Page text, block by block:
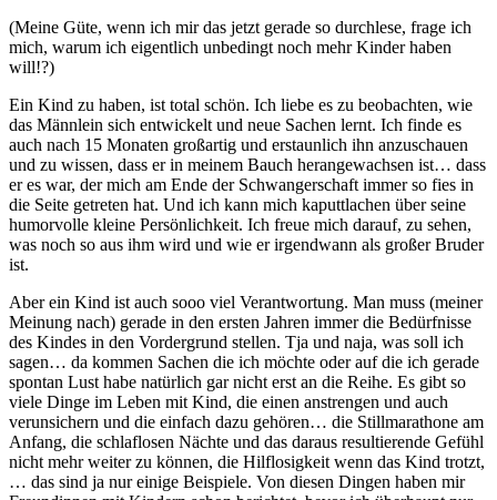
(Meine Güte, wenn ich mir das jetzt gerade so durchlese, frage ich
mich, warum ich eigentlich unbedingt noch mehr Kinder haben
will!?)
Ein Kind zu haben, ist total schön. Ich liebe es zu beobachten, wie
das Männlein sich entwickelt und neue Sachen lernt. Ich finde es
auch nach 15 Monaten großartig und erstaunlich ihn anzuschauen
und zu wissen, dass er in meinem Bauch herangewachsen ist… dass
er es war, der mich am Ende der Schwangerschaft immer so fies in
die Seite getreten hat. Und ich kann mich kaputtlachen über seine
humorvolle kleine Persönlichkeit. Ich freue mich darauf, zu sehen,
was noch so aus ihm wird und wie er irgendwann als großer Bruder
ist.
Aber ein Kind ist auch sooo viel Verantwortung. Man muss (meiner
Meinung nach) gerade in den ersten Jahren immer die Bedürfnisse
des Kindes in den Vordergrund stellen. Tja und naja, was soll ich
sagen… da kommen Sachen die ich möchte oder auf die ich gerade
spontan Lust habe natürlich gar nicht erst an die Reihe. Es gibt so
viele Dinge im Leben mit Kind, die einen anstrengen und auch
verunsichern und die einfach dazu gehören… die Stillmarathone am
Anfang, die schlaflosen Nächte und das daraus resultierende Gefühl
nicht mehr weiter zu können, die Hilflosigkeit wenn das Kind trotzt,
… das sind ja nur einige Beispiele. Von diesen Dingen haben mir